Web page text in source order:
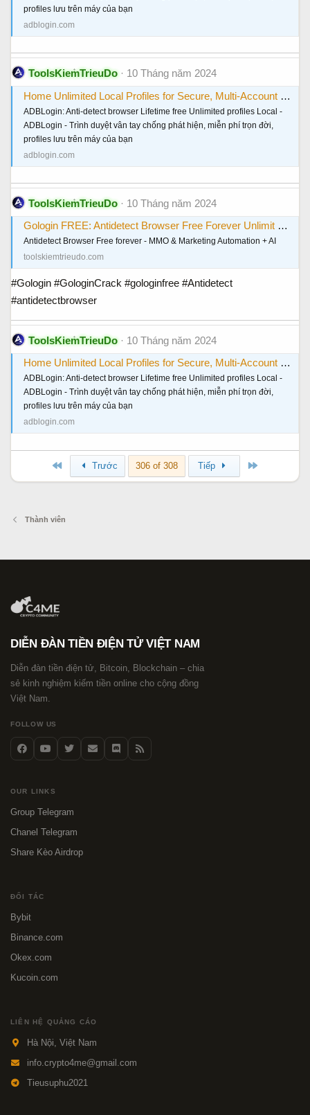
profiles lưu trên máy của bạn
adblogin.com
ToolsKiemTrieuDo
10 Tháng năm 2024
Home Unlimited Local Profiles for Secure, Multi-Account Browsing - ADBLogin: The Best Anti-Detect Browser😍 😍 🤩
ADBLogin: Anti-detect browser Lifetime free Unlimited profiles Local -
ADBLogin - Trình duyệt vân tay chống phát hiện, miễn phí trọn đời,
profiles lưu trên máy của bạn
adblogin.com
ToolsKiemTrieuDo
10 Tháng năm 2024
Gologin FREE: Antidetect Browser Free Forever Unlimit Profiles
Antidetect Browser Free forever - MMO & Marketing Automation + AI
toolskiemtrieudo.com
#Gologin #GologinCrack #gologinfree #Antidetect
#antidetectbrowser
ToolsKiemTrieuDo
10 Tháng năm 2024
Home Unlimited Local Profiles for Secure, Multi-Account Browsing - ADBLogin: The Best Anti-Detect Browser😍 😍 🤩
ADBLogin: Anti-detect browser Lifetime free Unlimited profiles Local -
ADBLogin - Trình duyệt vân tay chống phát hiện, miễn phí trọn đời,
profiles lưu trên máy của bạn
adblogin.com
Trước 306 of 308 Tiếp
Thành viên
DIỄN ĐÀN TIỀN ĐIỆN TỬ VIỆT NAM
Diễn đàn tiền điện tử, Bitcoin, Blockchain – chia
sẻ kinh nghiệm kiếm tiền online cho cộng đồng
Việt Nam.
FOLLOW US
OUR LINKS
Group Telegram
Chanel Telegram
Share Kèo Airdrop
ĐỐI TÁC
Bybit
Binance.com
Okex.com
Kucoin.com
LIÊN HỆ QUẢNG CÁO
Hà Nội, Việt Nam
info.crypto4me@gmail.com
Tieusuphu2021